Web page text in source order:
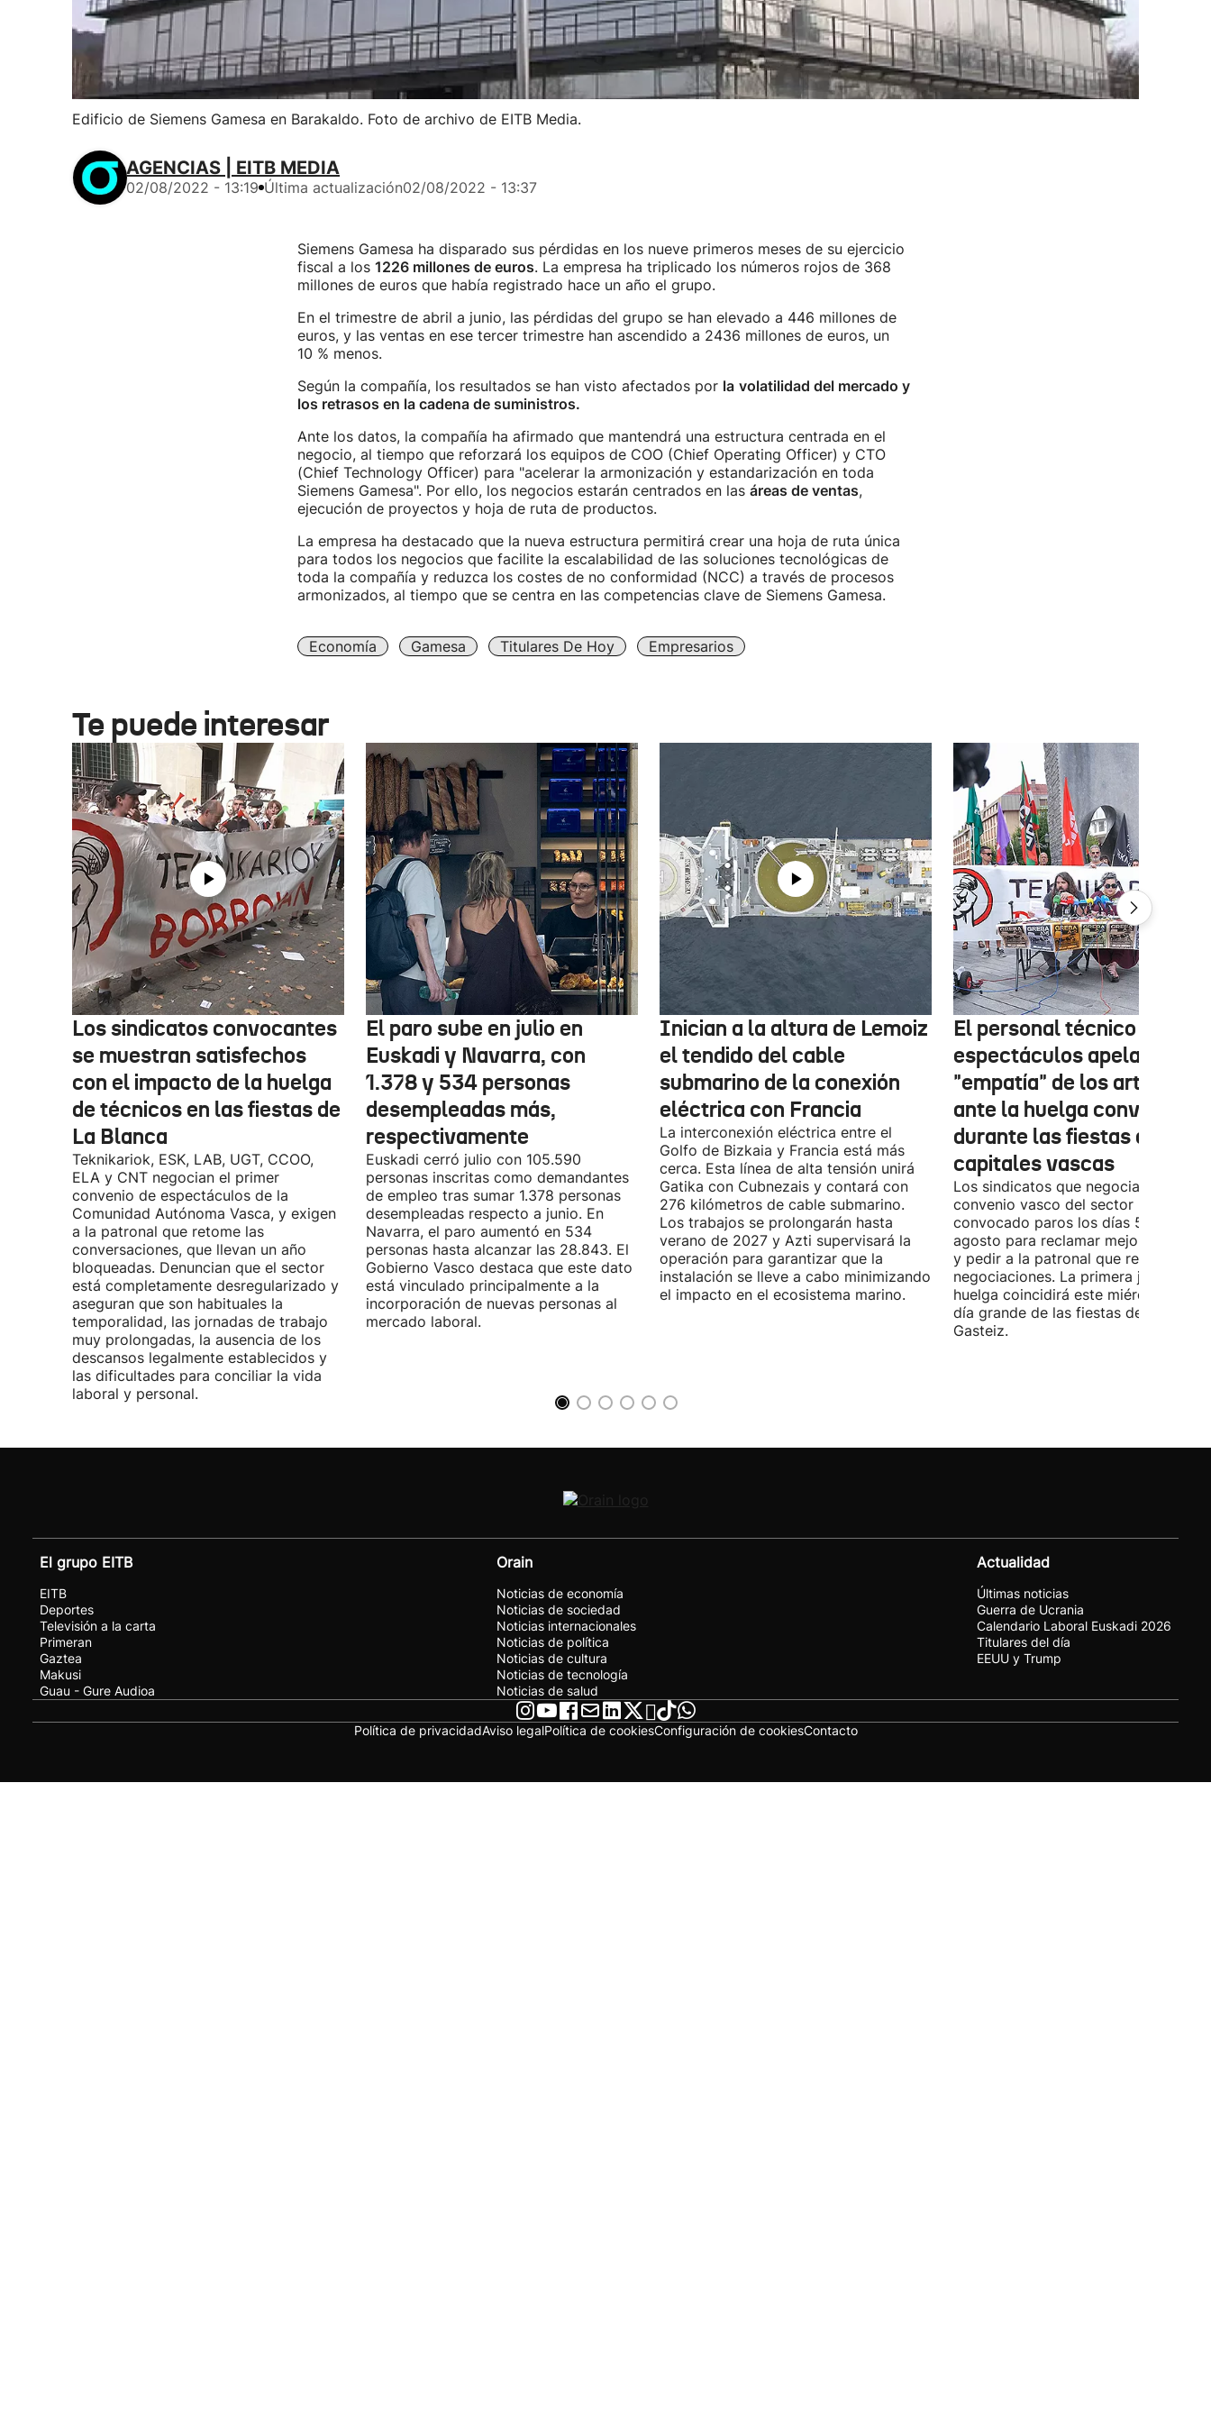
Edificio de Siemens Gamesa en Barakaldo. Foto de archivo de EITB Media.
AGENCIAS | EITB MEDIA
02/08/2022 - 13:19 Última actualización02/08/2022 - 13:37
Siemens Gamesa ha disparado sus pérdidas en los nueve primeros meses de su ejercicio
fiscal a los 1226 millones de euros. La empresa ha triplicado los números rojos de 368
millones de euros que había registrado hace un año el grupo.
En el trimestre de abril a junio, las pérdidas del grupo se han elevado a 446 millones de
euros, y las ventas en ese tercer trimestre han ascendido a 2436 millones de euros, un
10 % menos.
Según la compañía, los resultados se han visto afectados por la volatilidad del mercado y
los retrasos en la cadena de suministros.
Ante los datos, la compañía ha afirmado que mantendrá una estructura centrada en el
negocio, al tiempo que reforzará los equipos de COO (Chief Operating Officer) y CTO
(Chief Technology Officer) para "acelerar la armonización y estandarización en toda
Siemens Gamesa". Por ello, los negocios estarán centrados en las áreas de ventas,
ejecución de proyectos y hoja de ruta de productos.
La empresa ha destacado que la nueva estructura permitirá crear una hoja de ruta única
para todos los negocios que facilite la escalabilidad de las soluciones tecnológicas de
toda la compañía y reduzca los costes de no conformidad (NCC) a través de procesos
armonizados, al tiempo que se centra en las competencias clave de Siemens Gamesa.
Economía Gamesa Titulares De Hoy Empresarios
Te puede interesar
Los sindicatos convocantes
se muestran satisfechos
con el impacto de la huelga
de técnicos en las fiestas de
La Blanca
Teknikariok, ESK, LAB, UGT, CCOO,
ELA y CNT negocian el primer
convenio de espectáculos de la
Comunidad Autónoma Vasca, y exigen
a la patronal que retome las
conversaciones, que llevan un año
bloqueadas. Denuncian que el sector
está completamente desregularizado y
aseguran que son habituales la
temporalidad, las jornadas de trabajo
muy prolongadas, la ausencia de los
descansos legalmente establecidos y
las dificultades para conciliar la vida
laboral y personal.
El paro sube en julio en
Euskadi y Navarra, con
1.378 y 534 personas
desempleadas más,
respectivamente
Euskadi cerró julio con 105.590
personas inscritas como demandantes
de empleo tras sumar 1.378 personas
desempleadas respecto a junio. En
Navarra, el paro aumentó en 534
personas hasta alcanzar las 28.843. El
Gobierno Vasco destaca que este dato
está vinculado principalmente a la
incorporación de nuevas personas al
mercado laboral.
Inician a la altura de Lemoiz
el tendido del cable
submarino de la conexión
eléctrica con Francia
La interconexión eléctrica entre el
Golfo de Bizkaia y Francia está más
cerca. Esta línea de alta tensión unirá
Gatika con Cubnezais y contará con
276 kilómetros de cable submarino.
Los trabajos se prolongarán hasta
verano de 2027 y Azti supervisará la
operación para garantizar que la
instalación se lleve a cabo minimizando
el impacto en el ecosistema marino.
El personal técnico de
espectáculos apela a la
"empatía" de los artistas
ante la huelga convocada
durante las fiestas de las
capitales vascas
Los sindicatos que negocian el
convenio vasco del sector han
convocado paros los días 5, 14 y 26
agosto para reclamar mejoras
y pedir a la patronal que retome las
negociaciones. La primera jornada de
huelga coincidirá este miércoles con
día grande de las fiestas de Vitoria-
Gasteiz.
El grupo EITB
EITB
Deportes
Televisión a la carta
Primeran
Gaztea
Makusi
Guau - Gure Audioa
Orain
Noticias de economía
Noticias de sociedad
Noticias internacionales
Noticias de política
Noticias de cultura
Noticias de tecnología
Noticias de salud
Actualidad
Últimas noticias
Guerra de Ucrania
Calendario Laboral Euskadi 2026
Titulares del día
EEUU y Trump
Política de privacidadAviso legalPolítica de cookiesConfiguración de cookiesContacto